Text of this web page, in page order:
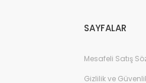
SAYFALAR
Mesafeli Satış
Gizlilik ve